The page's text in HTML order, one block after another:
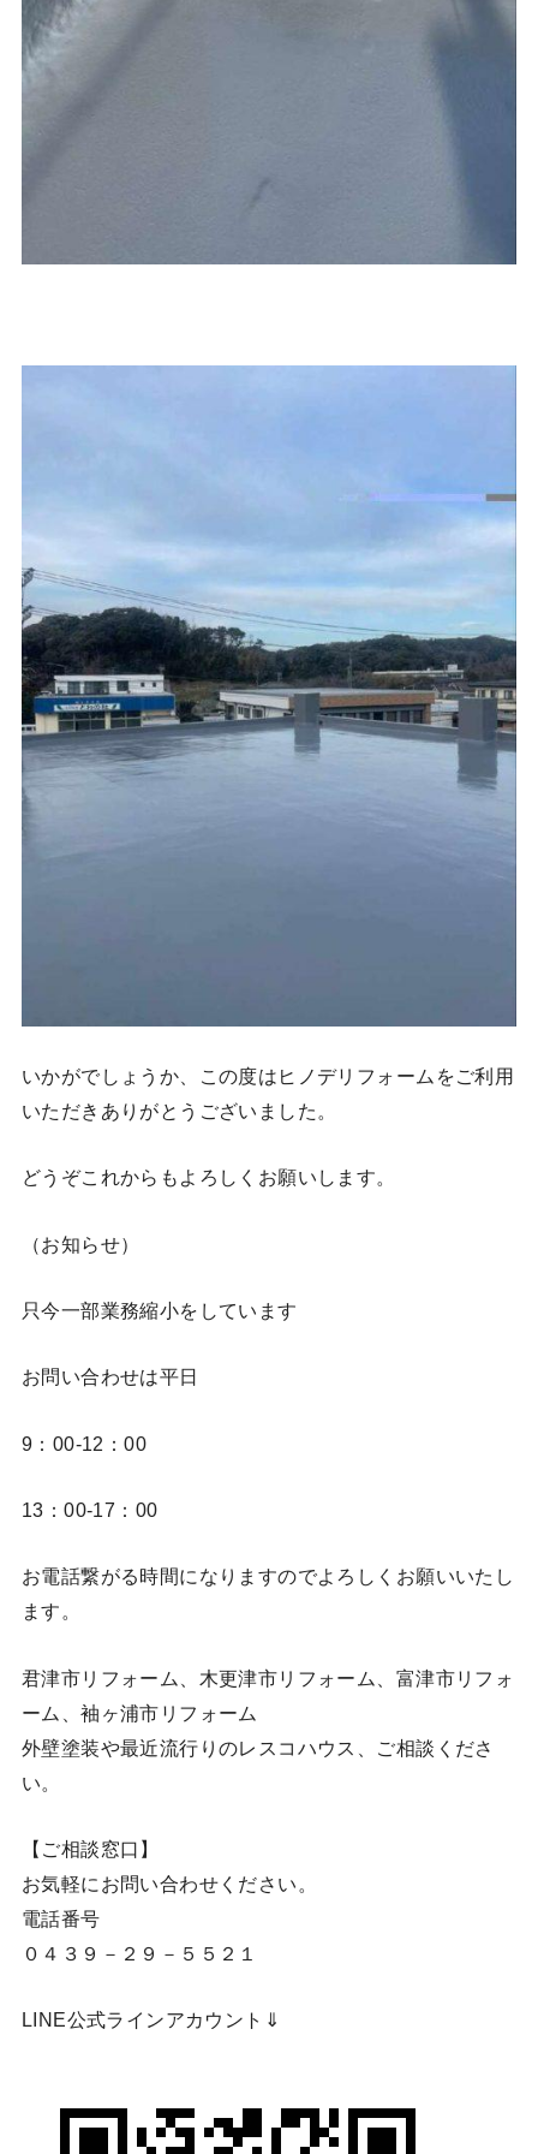
いかがでしょうか、この度はヒノデリフォームをご利用
いただきありがとうございました。
どうぞこれからもよろしくお願いします。
（お知らせ）
只今一部業務縮小をしています
お問い合わせは平日
9：00-12：00
13：00-17：00
お電話繋がる時間になりますのでよろしくお願いいたし
ます。
君津市リフォーム、木更津市リフォーム、富津市リフォ
ーム、袖ヶ浦市リフォーム
外壁塗装や最近流行りのレスコハウス、ご相談くださ
い。
【ご相談窓口】
お気軽にお問い合わせください。
電話番号
０４３９－２９－５５２１
LINE公式ラインアカウント⇓